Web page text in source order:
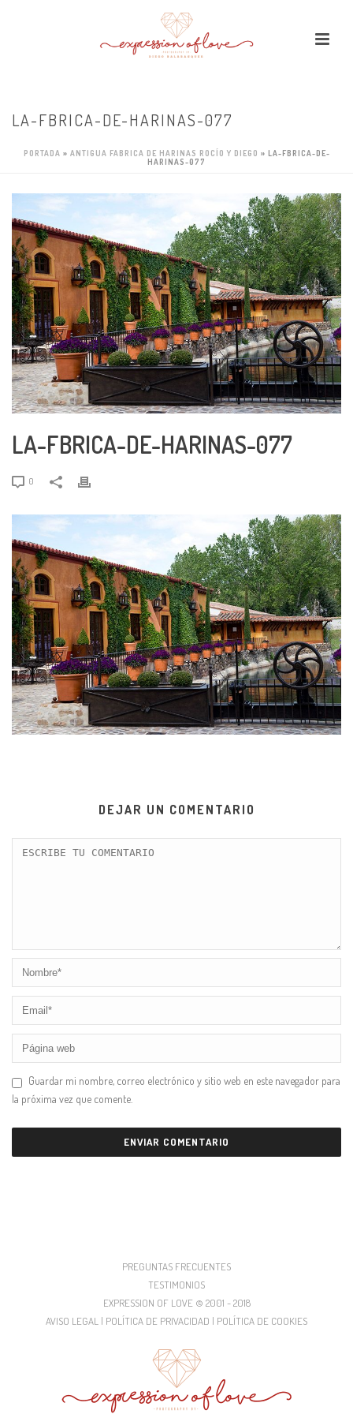
LA-FBRICA-DE-HARINAS-077
PORTADA » ANTIGUA FABRICA DE HARINAS ROCÍO Y DIEGO » LA-FBRICA-DE-
HARINAS-077
LA-FBRICA-DE-HARINAS-077
0
DEJAR UN COMENTARIO
Guardar mi nombre, correo electrónico y sitio web en este navegador para
la próxima vez que comente.
PREGUNTAS FRECUENTES
TESTIMONIOS
EXPRESSION OF LOVE © 2001 - 2018
AVISO LEGAL | POLÍTICA DE PRIVACIDAD | POLÍTICA DE COOKIES